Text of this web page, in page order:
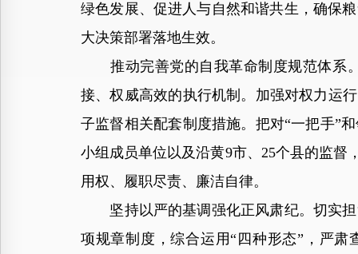
绿色发展、促进人与自然和谐共生，确保
大决策部署落地生效。
推动完善党的自我革命制度规范体系。
接、权威高效的执行机制。加强对权力运
子监督相关配套制度措施。把对“一把手”
小组成员单位以及沿黄9市、25个县的监督
用权、履职尽责、廉洁自律。
坚持以严的基调强化正风肃纪。切实担
项规章制度，综合运用“四种形态”，严